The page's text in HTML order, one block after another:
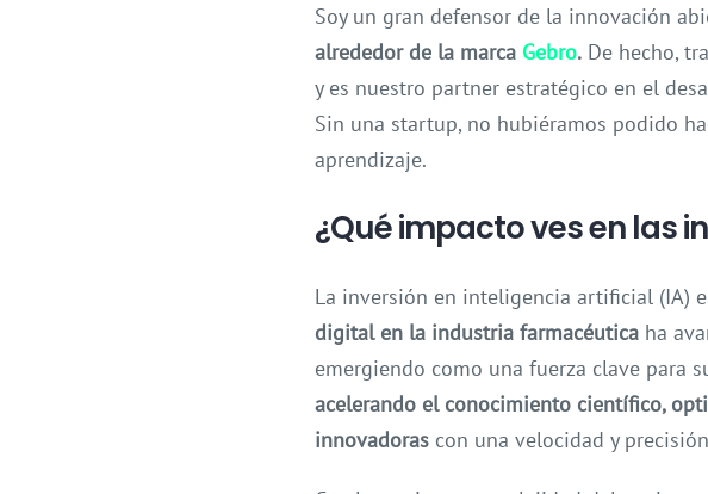
Soy un gran defensor de la innovación
alrededor de la marca Gebro.De hecho,
y es nuestro partner estratégico en el
Sin una startup, no hubiéramos podido
aprendizaje.
¿Qué impacto ves en las
La inversión en inteligencia artificial (IA)
digital en la industria farmacéuticaha
emergiendo como una fuerza clave para
acelerando el conocimiento científico,
innovadorascon una velocidad y